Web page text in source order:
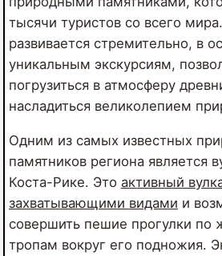
тысячи туристов со всего
развивается стремительно, в
уникальным экскурсиям,
погрузиться в атмосферу
насладиться великолепием
Одним из самых известных
памятников региона является
Коста-Рике. Это активный
захватывающими видами и
совершить пешие прогулки по
тропам вокруг его подножия.